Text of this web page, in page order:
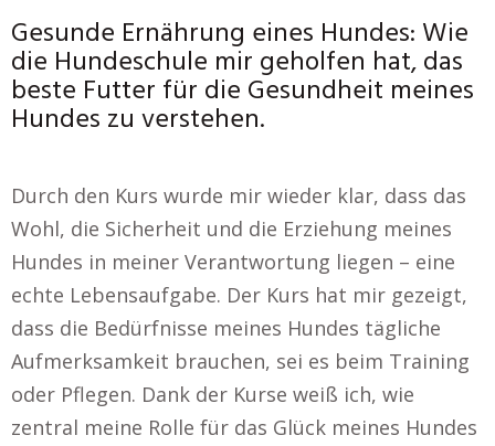
Gesunde Ernährung eines Hundes: Wie
die Hundeschule mir geholfen hat, das
beste Futter für die Gesundheit meines
Hundes zu verstehen.
Durch den Kurs wurde mir wieder klar, dass das
Wohl, die Sicherheit und die Erziehung meines
Hundes in meiner Verantwortung liegen – eine
echte Lebensaufgabe. Der Kurs hat mir gezeigt,
dass die Bedürfnisse meines Hundes tägliche
Aufmerksamkeit brauchen, sei es beim Training
oder Pflegen. Dank der Kurse weiß ich, wie
zentral meine Rolle für das Glück meines Hundes